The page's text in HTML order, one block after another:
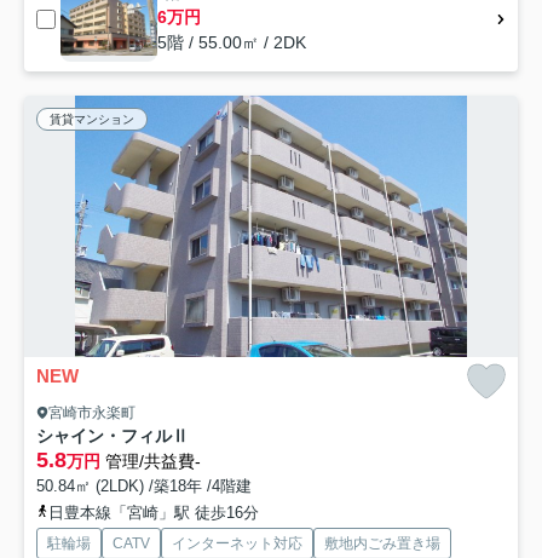
6万円
5階 / 55.00㎡ / 2DK
賃貸マンション
NEW
宮崎市永楽町
シャイン・フィルⅡ
5.8万円 管理/共益費-
50.84㎡ (2LDK) /築18年 /4階建
日豊本線「宮崎」駅 徒歩16分
駐輪場 CATV インターネット対応
敷地内ごみ置き場